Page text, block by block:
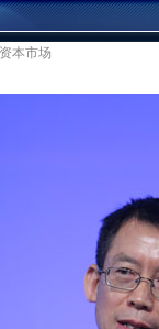
本市场